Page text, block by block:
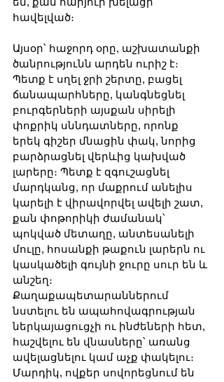
հավելված։
Այսօր՝ հաջորդ օրը, աշխատանքի
ծանրությունն արդեն ուրիշ է։
Պետք է սղել ջրի շերտը, բացել
ճանապարհները, կանգնեցնել
բուրգերների այսքան սիրելի
փոքրիկ սննդատները, որոնք
երեկ գիշեր մնացին փակ, նորից
բարձրացնել վերևից կախված
լարերը։ Պետք է զգուշացնել
մարդկանց, որ մաքրում անելիս
կարելի է վիրավորվել ավելի շատ,
քան փոթորիկի ժամանակ՝
պոկված մետաղը, անտեսանելի
մուլը, հոսանքի թաքուն լարերն ու
կասկածելի գույնի ջուրը սուր են և
անշեղ։
Քաղաքապետարաններում
նստելու են ապահովագրության
ներկայացուցչի ու ինժեների հետ,
հաշվելու են վնասները՝ առանց
ավելացնելու կամ աչք փակելու։
Մարդիկ, ովքեր սովորեցնում են